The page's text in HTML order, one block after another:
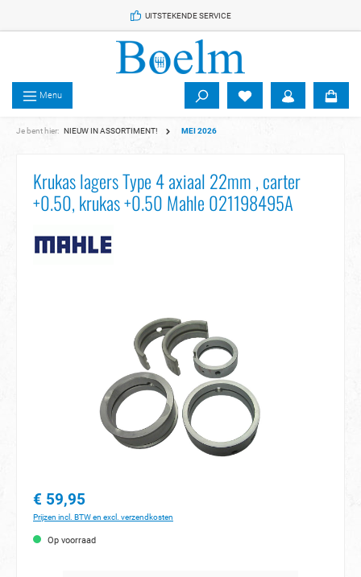
UITSTEKENDE SERVICE
Menu
Je bent hier: NIEUW IN ASSORTIMENT! MEI 2026
Krukas lagers Type 4 axiaal 22mm , carter
+0.50, krukas +0.50 Mahle 021198495A
€ 59,95
Prijzen incl. BTW en excl. verzendkosten
Op voorraad